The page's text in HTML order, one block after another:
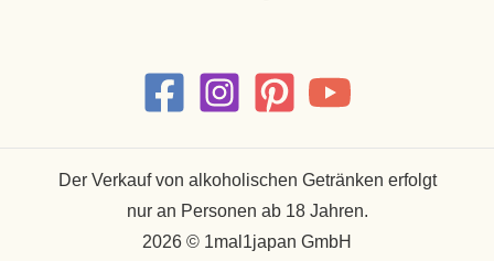
Der Verkauf von alkoholischen Getränken erfolgt
nur an Personen ab 18 Jahren.
2026 © 1mal1japan GmbH